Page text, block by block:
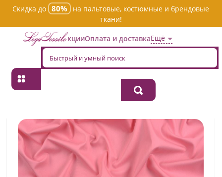
Скидка до 80%
на пальтовые, костюмные и брендовые
ткани!
АкцииОплата и доставкаЕщё
Главная
Ткань хлопок костюмная